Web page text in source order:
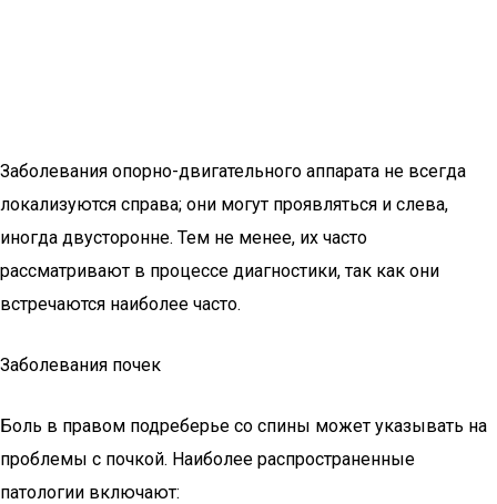
Заболевания опорно-двигательного аппарата не всегда
локализуются справа; они могут проявляться и слева,
иногда двусторонне. Тем не менее, их часто
рассматривают в процессе диагностики, так как они
встречаются наиболее часто.
Заболевания почек
Боль в правом подреберье со спины может указывать на
проблемы с почкой. Наиболее распространенные
патологии включают: